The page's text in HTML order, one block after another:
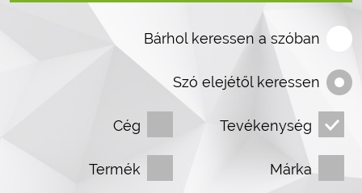
Bárhol keressen a szóban
Szó elejétől keressen
Cég Tevékenység
Termék Márka